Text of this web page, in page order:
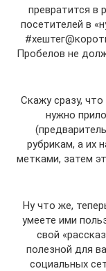
превратится в
посетителей в
Пробелов не
Скажу сразу,
нужно
рубрикам, а их
метками, затем
Ну что же,
умеете ими
свой
полезной для
социальных